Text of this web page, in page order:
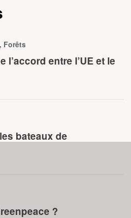
Forêts
l’accord entre l’UE et le
bateaux de
?